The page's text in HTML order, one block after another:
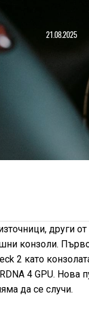
21.08.2025
други
конзоли.
2 като
4 GPU. Нова
да се случи.